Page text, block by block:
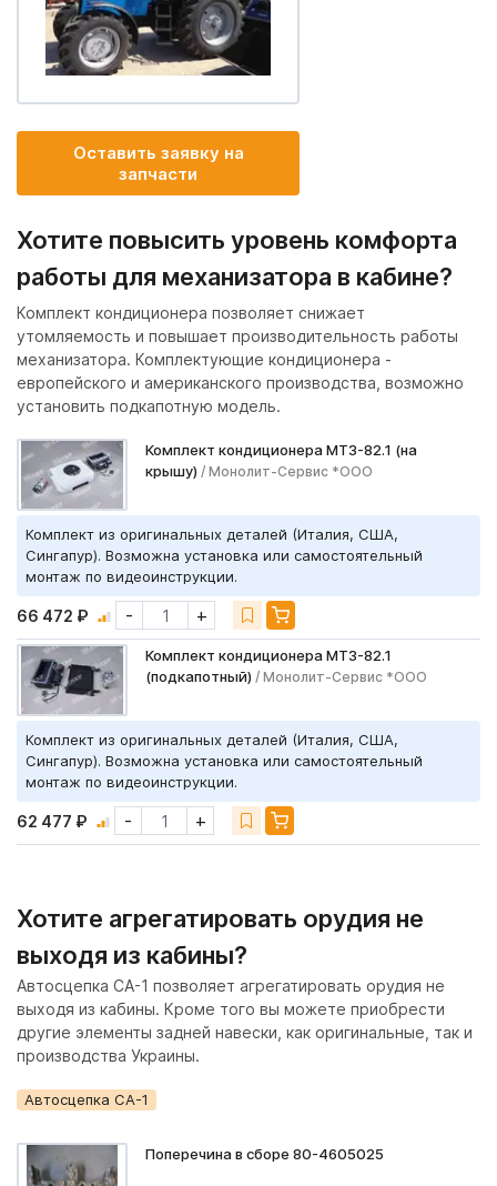
Оставить заявку на
запчасти
Хотите повысить уровень комфорта
работы для механизатора в кабине?
Комплект кондиционера позволяет снижает
утомляемость и повышает производительность работы
механизатора. Комплектующие кондиционера -
европейского и американского производства, возможно
установить подкапотную модель.
Комплект кондиционера МТЗ-82.1 (на
крышу) / Монолит-Сервис *ООО
Комплект из оригинальных деталей (Италия, США,
Сингапур). Возможна установка или самостоятельный
монтаж по видеоинструкции.
66 472 ₽ - +
Комплект кондиционера МТЗ-82.1
(подкапотный) / Монолит-Сервис *ООО
Комплект из оригинальных деталей (Италия, США,
Сингапур). Возможна установка или самостоятельный
монтаж по видеоинструкции.
62 477 ₽ - +
Хотите агрегатировать орудия не
выходя из кабины?
Автосцепка СА-1 позволяет агрегатировать орудия не
выходя из кабины. Кроме того вы можете приобрести
другие элементы задней навески, как оригинальные, так и
производства Украины.
Автосцепка СА-1
Поперечина в сборе 80-4605025